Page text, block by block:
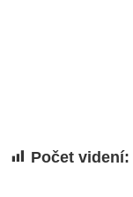
Počet videní: